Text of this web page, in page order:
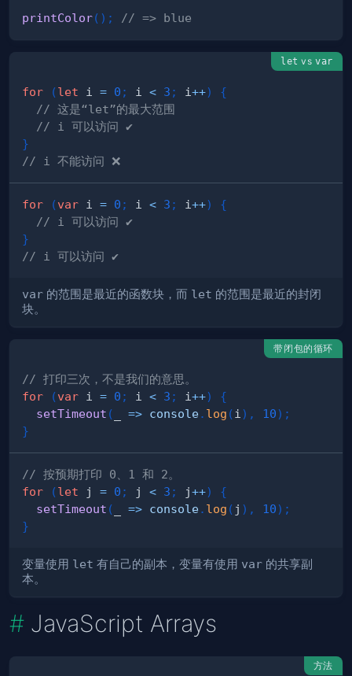
printColor( ) ; // => blue
let vsvar
for (let i = 0 ; i < 3 ; i++)
{
// 这是“let”的最大范围
// i 可以访问 ✔️
}
// i 不能访问 ❌
for (var i = 0 ; i < 3 ; i++)
{
// i 可以访问 ✔️
}
// i 可以访问 ✔️
var 的范围是最近的函数块，而 let 的范围是最近的封闭
块。
带闭包的循环
// 打印三次，不是我们的意思。
for
(var i = 0 ; i < 3 ; i++)
{
setTimeout ( => console. log ( i ) , 10) ;
}
// 按预期打印 0、1 和 2。
for
(let j = 0 ; j < 3 ; j++)
{
setTimeout ( => console. log ( j ) , 10) ;
}
变量使用 let 有自己的副本，变量有使用 var 的共享副
本。
JavaScript Arrays
方法